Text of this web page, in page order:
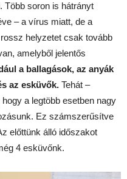
Több soron is hátrányt
– a vírus miatt, de a
helyzetet csak tovább
amelyből jelentős
a ballagások, az anyák
az esküvők. Tehát –
a legtöbb esetben nagy
Ez számszerűsítve
előttünk álló időszakot
4 esküvőnk.